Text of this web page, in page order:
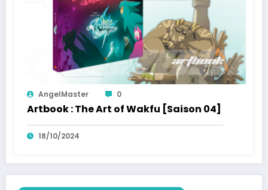
AngelMaster 0
Artbook : The Art of Wakfu [Saison 04]
18/10/2024